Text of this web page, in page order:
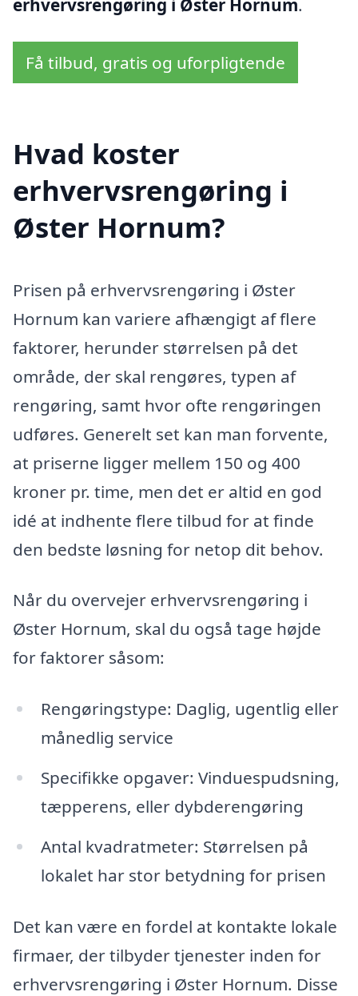
erhvervsrengøring i Øster Hornum.
Få tilbud, gratis og uforpligtende
Hvad koster
erhvervsrengøring i
Øster Hornum?
Prisen på erhvervsrengøring i Øster
Hornum kan variere afhængigt af flere
faktorer, herunder størrelsen på det
område, der skal rengøres, typen af
rengøring, samt hvor ofte rengøringen
udføres. Generelt set kan man forvente,
at priserne ligger mellem 150 og 400
kroner pr. time, men det er altid en god
idé at indhente flere tilbud for at finde
den bedste løsning for netop dit behov.
Når du overvejer erhvervsrengøring i
Øster Hornum, skal du også tage højde
for faktorer såsom:
Rengøringstype: Daglig, ugentlig eller
månedlig service
Specifikke opgaver: Vinduespudsning,
tæpperens, eller dybderengøring
Antal kvadratmeter: Størrelsen på
lokalet har stor betydning for prisen
Det kan være en fordel at kontakte lokale
firmaer, der tilbyder tjenester inden for
erhvervsrengøring i Øster Hornum. Disse